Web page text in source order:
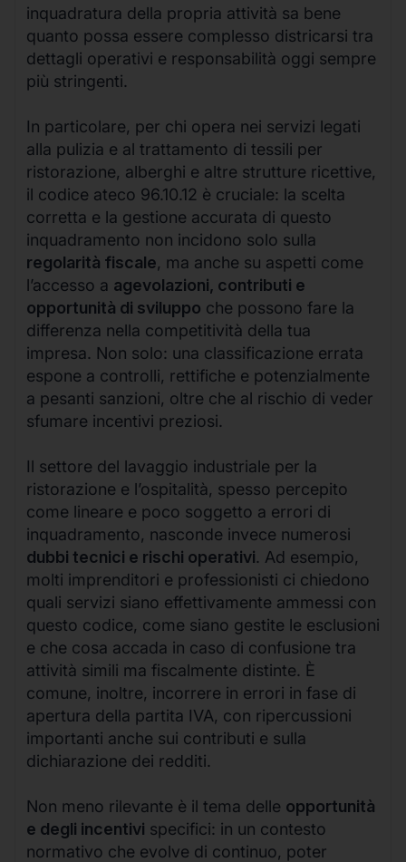
inquadratura della propria attività sa bene
quanto possa essere complesso districarsi tra
dettagli operativi e responsabilità oggi sempre
più stringenti.
In particolare, per chi opera nei servizi legati
alla pulizia e al trattamento di tessili per
ristorazione, alberghi e altre strutture ricettive,
il codice ateco 96.10.12 è cruciale: la scelta
corretta e la gestione accurata di questo
inquadramento non incidono solo sulla
regolarità fiscale, ma anche su aspetti come
l’accesso a agevolazioni, contributi e
opportunità di sviluppo che possono fare la
differenza nella competitività della tua
impresa. Non solo: una classificazione errata
espone a controlli, rettifiche e potenzialmente
a pesanti sanzioni, oltre che al rischio di veder
sfumare incentivi preziosi.
Il settore del lavaggio industriale per la
ristorazione e l’ospitalità, spesso percepito
come lineare e poco soggetto a errori di
inquadramento, nasconde invece numerosi
dubbi tecnici e rischi operativi. Ad esempio,
molti imprenditori e professionisti ci chiedono
quali servizi siano effettivamente ammessi con
questo codice, come siano gestite le esclusioni
e che cosa accada in caso di confusione tra
attività simili ma fiscalmente distinte. È
comune, inoltre, incorrere in errori in fase di
apertura della partita IVA, con ripercussioni
importanti anche sui contributi e sulla
dichiarazione dei redditi.
Non meno rilevante è il tema delle opportunità
e degli incentivi specifici: in un contesto
normativo che evolve di continuo, poter